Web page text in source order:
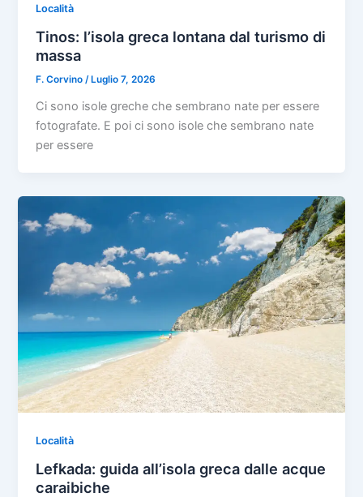
Località
Tinos: l’isola greca lontana dal turismo di
massa
F. Corvino/ Luglio 7, 2026
Ci sono isole greche che sembrano nate per essere
fotografate. E poi ci sono isole che sembrano nate
per essere
Località
Lefkada: guida all’isola greca dalle acque
caraibiche